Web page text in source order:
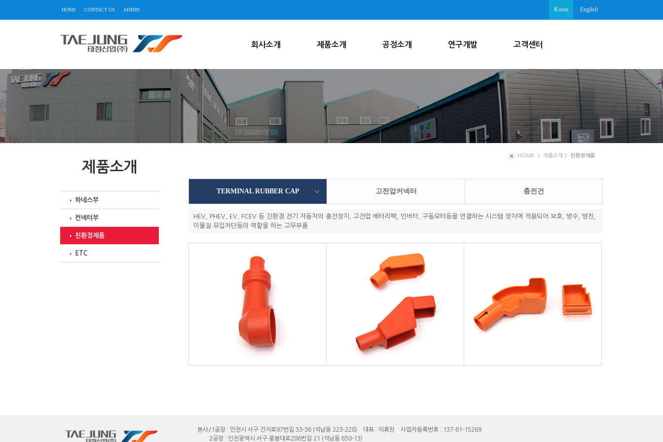
HOME CONTACT US ADMIN Korea English
회사소개 제품소개 공정소개 연구개발 고객센터
제품소개
하네스부
컨넥터부
친환경제품
ETC
HOME > 제품소개 > 친환경제품
TERMINAL RUBBER CAP 고전압커넥터 충전건
HEV, PHEV, EV, FCEV 등 친환경 전기 자동차의 충전장치, 고전압 배터리팩, 인버터, 구동모터등을 연결하는 시스템 장치에 적용되어 보호, 방수, 방진,
이물질 유입차단등의 역할을 하는 고무부품
본사/1공장 : 인천시 서구 건지로97번길 33-36 (석남동 223-228) 대표 : 이효찬 사업자등록번호 : 137-81-15269
2공장 : 인천광역시 서구 중봉대로286번길 21 (석남동 650-13)